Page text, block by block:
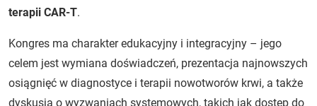
terapii CAR-T.
Kongres ma charakter edukacyjny i integracyjny – jego
celem jest wymiana doświadczeń, prezentacja najnowszych
osiągnięć w diagnostyce i terapii nowotworów krwi, a także
dyskusja o wyzwaniach systemowych, takich jak dostęp do